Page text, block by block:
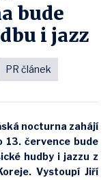
bude
i jazz
PR článek
nocturna zahájí
13. července bude
hudby i jazzu z
Vystoupí Jiří